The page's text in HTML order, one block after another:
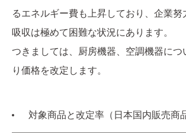
るエネルギー費も上昇しており、企業努
吸収は極めて困難な状況にあります。
つきましては、厨房機器、空調機器につ
り価格を改定します。
対象商品と改定率（日本国内販売商